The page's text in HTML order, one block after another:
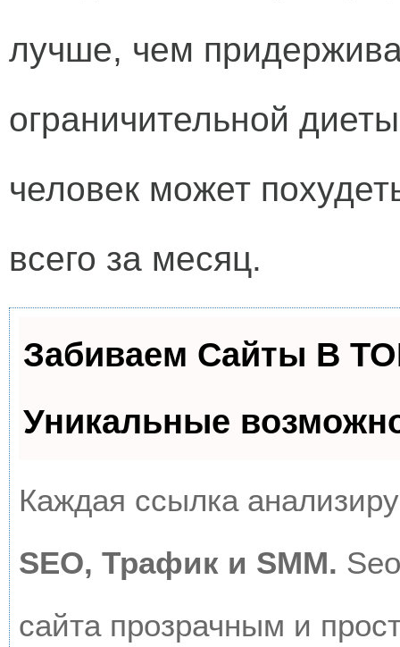
лучше, чем
ограничительной
человек может
всего за месяц.
Забиваем Сайты В
Уникальные
Каждая ссылка
SEO, Трафик и SMM.
сайта прозрачным и